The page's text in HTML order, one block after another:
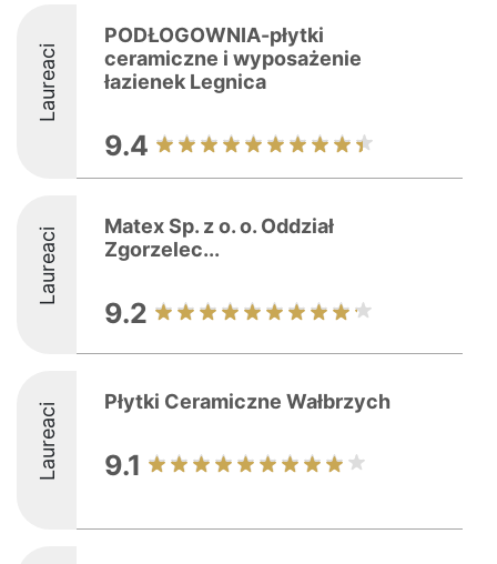
Laureaci
PODŁOGOWNIA-płytki
ceramiczne i wyposażenie
łazienek Legnica
9.4
Laureaci
Matex Sp. z o. o. Oddział
Zgorzelec...
9.2
Laureaci Płytki Ceramiczne Wałbrzych
9.1